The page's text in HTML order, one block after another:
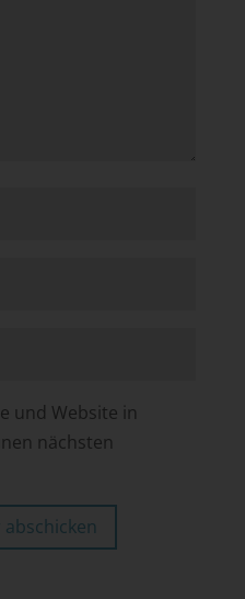
und Website in
nächsten